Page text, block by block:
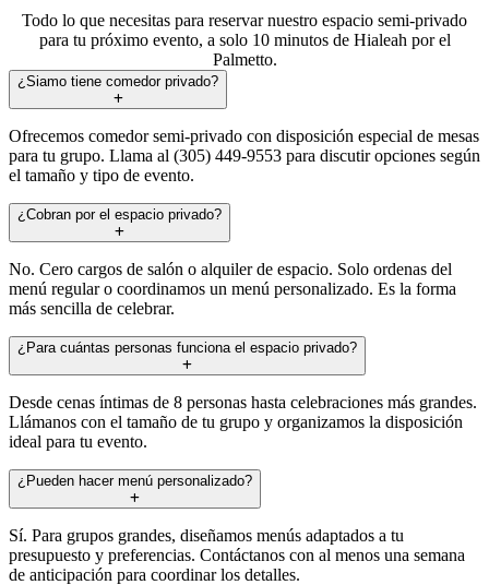
Todo lo que necesitas para reservar nuestro espacio semi-privado
para tu próximo evento, a solo 10 minutos de Hialeah por el
Palmetto.
¿Siamo tiene comedor privado?
Ofrecemos comedor semi-privado con disposición especial de mesas
para tu grupo. Llama al (305) 449-9553 para discutir opciones según
el tamaño y tipo de evento.
¿Cobran por el espacio privado?
No. Cero cargos de salón o alquiler de espacio. Solo ordenas del
menú regular o coordinamos un menú personalizado. Es la forma
más sencilla de celebrar.
¿Para cuántas personas funciona el espacio privado?
Desde cenas íntimas de 8 personas hasta celebraciones más grandes.
Llámanos con el tamaño de tu grupo y organizamos la disposición
ideal para tu evento.
¿Pueden hacer menú personalizado?
Sí. Para grupos grandes, diseñamos menús adaptados a tu
presupuesto y preferencias. Contáctanos con al menos una semana
de anticipación para coordinar los detalles.